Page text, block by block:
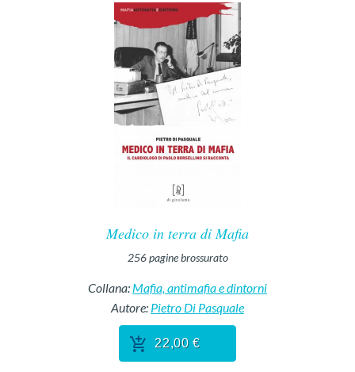
Medico in terra di Mafia
256pagine brossurato
Collana: Mafia, antimafia e dintorni
Autore: Pietro Di Pasquale
22,00 €